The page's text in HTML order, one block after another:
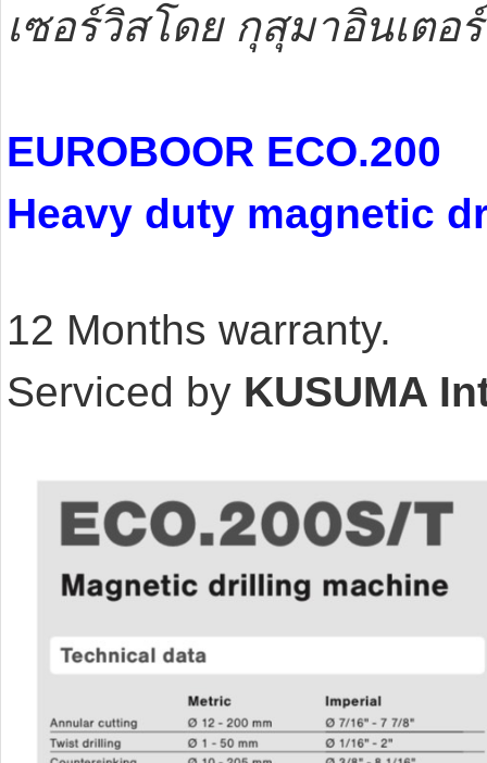
เซอร์วิสโดย กุสุมาอินเตอ
EUROBOOR ECO.200
Heavy duty magnetic
12 Months warranty.
Serviced by KUSUMA